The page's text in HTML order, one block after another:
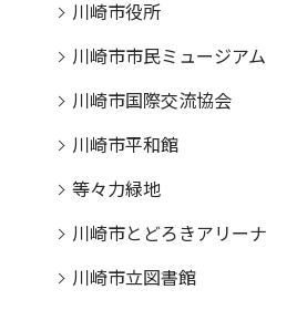
川崎市役所
川崎市市民ミュージアム
川崎市国際交流協会
川崎市平和館
等々力緑地
川崎市とどろきアリーナ
川崎市立図書館